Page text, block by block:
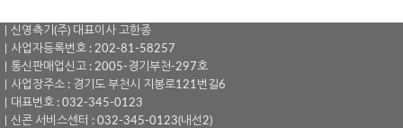
｜신영측기(주) 대표이사 고한종
｜사업자등록번호 : 202-81-58257
｜통신판매업신고 : 2005-경기부천-297호
｜사업장주소 : 경기도 부천시 지봉로121번길6
｜대표번호 : 032-345-0123
｜신콘 서비스센터 : 032-345-0123(내선2)